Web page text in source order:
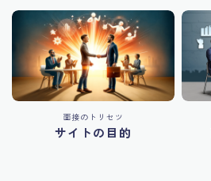
面接のトリセツ
サイトの目的